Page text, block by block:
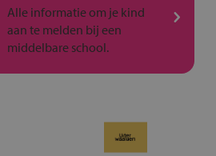
Alle informatie om je kind
aan te melden bij een
middelbare school.